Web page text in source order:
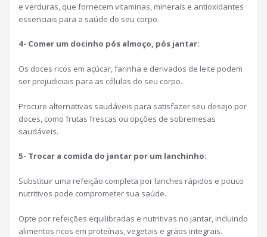
e verduras, que fornecem vitaminas, minerais e antioxidantes
essenciais para a saúde do seu corpo.
4- Comer um docinho pós almoço, pós jantar:
Os doces ricos em açúcar, farinha e derivados de leite podem
ser prejudiciais para as células do seu corpo.
Procure alternativas saudáveis para satisfazer seu desejo por
doces, como frutas frescas ou opções de sobremesas
saudáveis.
5- Trocar a comida do jantar por um lanchinho:
Substituir uma refeição completa por lanches rápidos e pouco
nutritivos pode comprometer sua saúde.
Opte por refeições equilibradas e nutritivas no jantar, incluindo
alimentos ricos em proteínas, vegetais e grãos integrais.